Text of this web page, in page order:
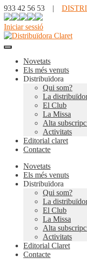
933 42 56 53 |
Iniciar sessió
Novetats
Els més venuts
Distribuïdora
Qui som?
La
El Club
La Missa
Alta
Activitats
Editorial claret
Contacte
Novetats
Els més venuts
Distribuïdora
Qui som?
La
El Club
La Missa
Alta
Activitats
Editorial Claret
Contacte